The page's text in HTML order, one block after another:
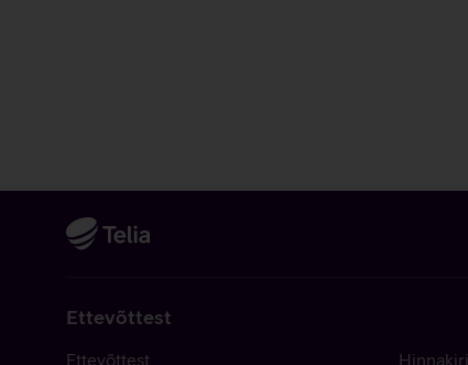
Ettevõttest
Ettevõttest
Hinnakiri